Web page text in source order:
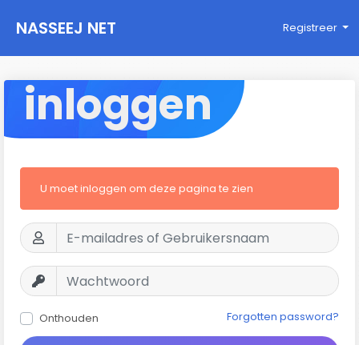
NASSEEJ NET Registreer
inloggen
U moet inloggen om deze pagina te zien
Onthouden Forgotten password?